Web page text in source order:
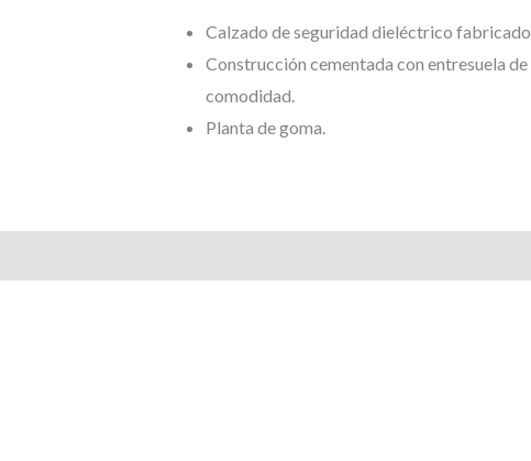
Calzado de seguridad dieléctrico
Construcción cementada con entresuela
comodidad.
Planta de goma.